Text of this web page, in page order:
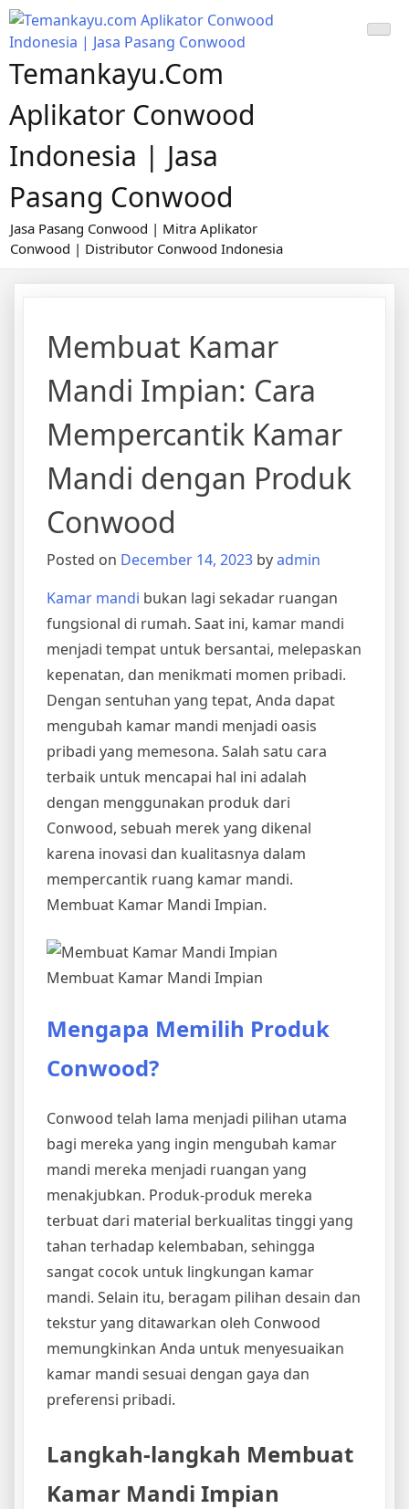
Skip
to
content
Temankayu.com
Aplikator Conwood
Indonesia | Jasa
Pasang Conwood
Jasa Pasang Conwood | Mitra Aplikator
Conwood | Distributor Conwood Indonesia
Membuat Kamar
Mandi Impian: Cara
Mempercantik Kamar
Mandi dengan Produk
Conwood
Posted on December 14, 2023 byadmin
Kamar mandi bukan lagi sekadar ruangan
fungsional di rumah. Saat ini, kamar mandi
menjadi tempat untuk bersantai, melepaskan
kepenatan, dan menikmati momen pribadi.
Dengan sentuhan yang tepat, Anda dapat
mengubah kamar mandi menjadi oasis
pribadi yang memesona. Salah satu cara
terbaik untuk mencapai hal ini adalah
dengan menggunakan produk dari
Conwood, sebuah merek yang dikenal
karena inovasi dan kualitasnya dalam
mempercantik ruang kamar mandi.
Membuat Kamar Mandi Impian.
Membuat Kamar Mandi Impian
Mengapa Memilih Produk
Conwood?
Conwood telah lama menjadi pilihan utama
bagi mereka yang ingin mengubah kamar
mandi mereka menjadi ruangan yang
menakjubkan. Produk-produk mereka
terbuat dari material berkualitas tinggi yang
tahan terhadap kelembaban, sehingga
sangat cocok untuk lingkungan kamar
mandi. Selain itu, beragam pilihan desain dan
tekstur yang ditawarkan oleh Conwood
memungkinkan Anda untuk menyesuaikan
kamar mandi sesuai dengan gaya dan
preferensi pribadi.
Langkah-langkah Membuat
Kamar Mandi Impian